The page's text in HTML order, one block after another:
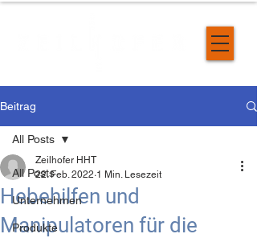
Beitrag
All Posts
Unternehmen
Produkte
All Posts
Hebehilfen und
Manipulatoren für die
Zeilhofer HHT
22. Feb. 2022 1 Min. Lesezeit